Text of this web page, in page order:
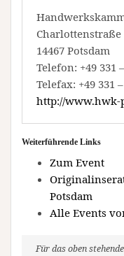
Charlottenstraße
14467 Potsdam
Telefon: +49 331
Telefax: +49 331
http://www.hwk-
Weiterführende Links
Zum Event
Potsdam
Alle Events
Für das oben